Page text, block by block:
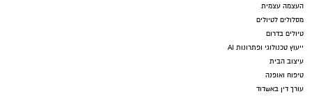
העצמה עצמית
מסלולים לטיולים
טיולים בדרום
ייעוץ טכנולוגי ופתרונות AI
עיצוב הבית
טיפוח ואופנה
עורך דין באשדוד